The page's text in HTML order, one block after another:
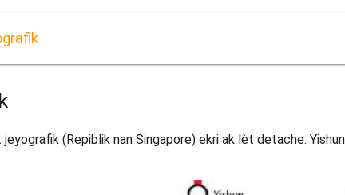
(Repiblik nan Singapore) ekri ak lèt detache.